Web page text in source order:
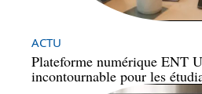
ACTU
Plateforme numérique ENT
incontournable pour les